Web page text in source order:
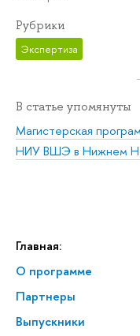
Главная:
О программе
Партнеры
Выпускники
Рубрики
Экспертиза
В статье упомянуты
Магистерская
НИУ ВШЭ в Нижнем